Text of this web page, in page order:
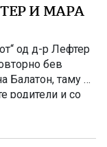
И МАРА
од д-р Лефтер
бев
Балатон, таму на
родители и со
до Бадацон,